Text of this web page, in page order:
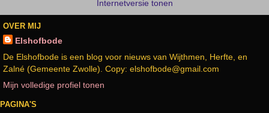
Internetversie tonen
OVER MIJ
Elshofbode
De Elshofbode is een blog voor nieuws van Wijthmen, Herfte, en
Zalné (Gemeente Zwolle). Copy: elshofbode@gmail.com
Mijn volledige profiel tonen
PAGINA'S